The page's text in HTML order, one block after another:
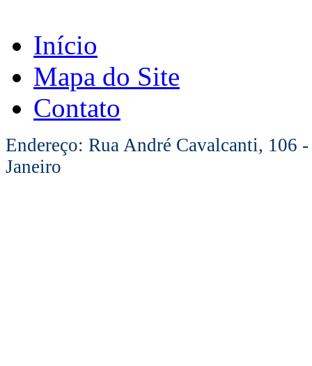
Início
Mapa do Site
Contato
Endereço: Rua André Cavalcanti, 106
Janeiro